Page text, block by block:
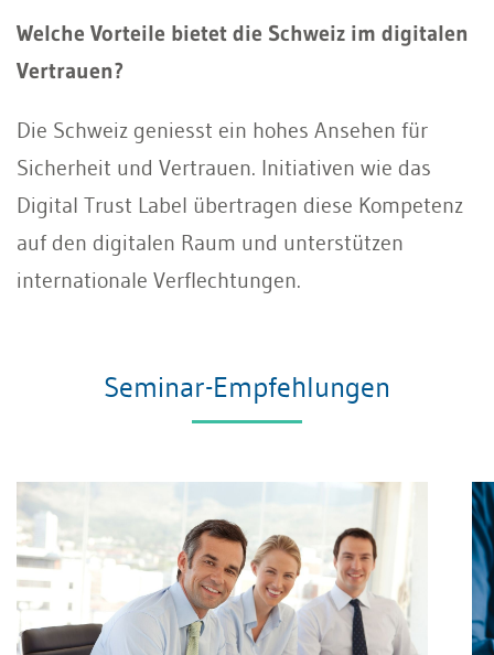
Welche Vorteile bietet die Schweiz im digitalen
Vertrauen?
Die Schweiz geniesst ein hohes Ansehen für
Sicherheit und Vertrauen. Initiativen wie das
Digital Trust Label übertragen diese Kompetenz
auf den digitalen Raum und unterstützen
internationale Verflechtungen.
Seminar-Empfehlungen